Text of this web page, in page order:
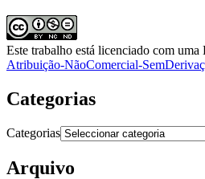
Este trabalho está licenciado com uma
Atribuição-NãoComercial-
Categorias
Categorias
Arquivo